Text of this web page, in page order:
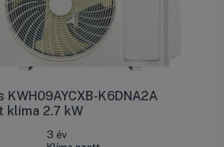
KWH09AYCXB-K6DNA2A
klíma 2.7 kW
3 év